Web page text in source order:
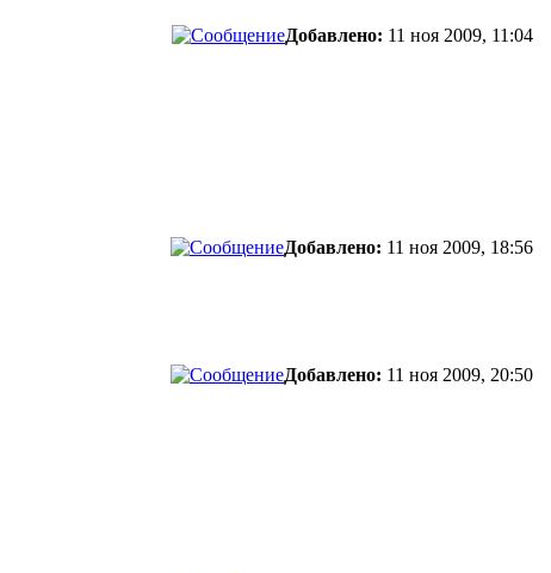
Добавлено: 11 ноя 2009, 11:04
Добавлено: 11 ноя 2009, 18:56
Добавлено: 11 ноя 2009, 20:50